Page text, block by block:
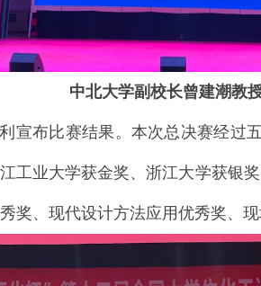
中北大学副校长曾建潮教
布比赛结果。本次总决赛经过
工业大学获金奖、浙江大学获银
奖、现代设计方法应用优秀奖、现